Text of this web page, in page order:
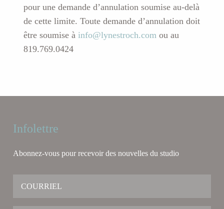
pour une demande d’annulation soumise au-delà
de cette limite. Toute demande d’annulation doit
être soumise à info@lynestroch.com ou au
819.769.0424
Infolettre
Abonnez-vous pour recevoir des nouvelles du studio